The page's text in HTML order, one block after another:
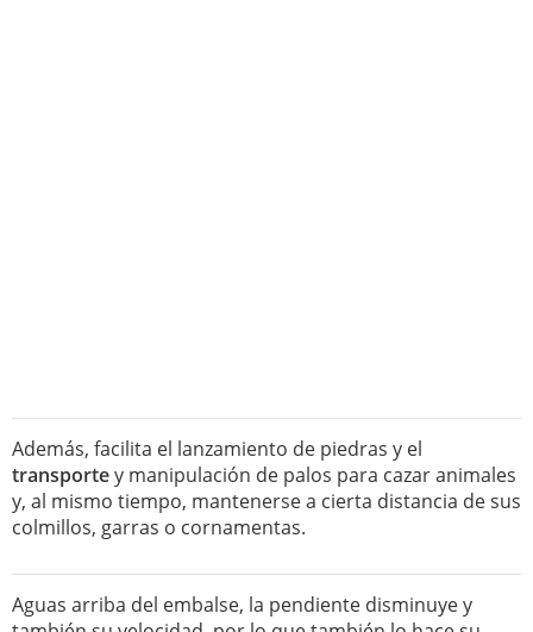
Además, facilita el lanzamiento de piedras y el
transportey manipulación de palos para cazar animales
y, al mismo tiempo, mantenerse a cierta distancia de sus
colmillos, garras o cornamentas.
Aguas arriba del embalse, la pendiente disminuye y